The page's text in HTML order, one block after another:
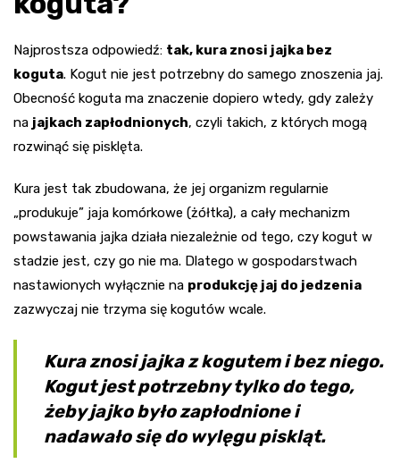
Najprostsza odpowiedź: tak, kura znosi jajka bez
koguta. Kogut nie jest potrzebny do samego znoszenia jaj.
Obecność koguta ma znaczenie dopiero wtedy, gdy zależy
na jajkach zapłodnionych, czyli takich, z których mogą
rozwinąć się pisklęta.
Kura jest tak zbudowana, że jej organizm regularnie
„produkuje” jaja komórkowe (żółtka), a cały mechanizm
powstawania jajka działa niezależnie od tego, czy kogut w
stadzie jest, czy go nie ma. Dlatego w gospodarstwach
nastawionych wyłącznie na produkcję jaj do jedzenia
zazwyczaj nie trzyma się kogutów wcale.
Kura znosi jajka z kogutem i bez niego.
Kogut jest potrzebny tylko do tego,
żeby jajko było zapłodnione i
nadawało się do wylęgu piskląt.